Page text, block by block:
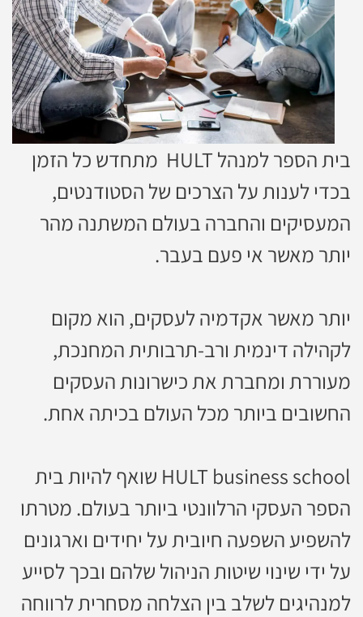
בית הספר למנהל HULT מתחדש כל הזמן
בכדי לענות על הצרכים של הסטודנטים,
המעסיקים והחברה בעולם המשתנה מהר
יותר מאשר אי פעם בעבר.
יותר מאשר אקדמיה לעסקים, הוא מקום
לקהילה דינמית ורב-תרבותית המחנכת,
מעוררת ומחברת את כישרונות העסקים
החשובים ביותר מכל העולם בכיתה אחת.
HULT business school שואף להיות בית
הספר העסקי הרלוונטי ביותר בעולם. מטרתו
להשפיע השפעה חיובית על יחידים וארגונים
על ידי שינוי שיטות הניהול שלהם ובכך לסייע
למנהיגים לשלב בין הצלחה מסחרית לרווחה